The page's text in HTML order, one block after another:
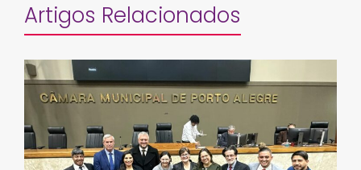
Artigos Relacionados